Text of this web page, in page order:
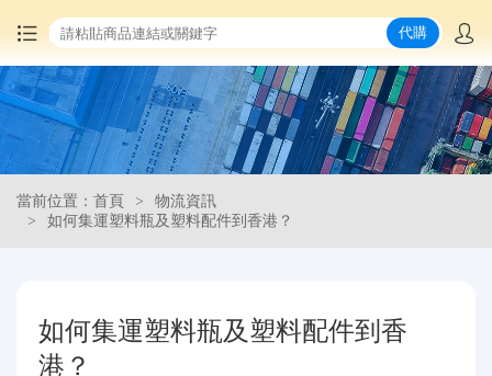
首頁
中國商品代購
集運服務
查詢運單
代購
當前位置：首頁
物流資訊
如何集運塑料瓶及塑料配件到香港？
如何集運塑料瓶及塑料配件到香
港？